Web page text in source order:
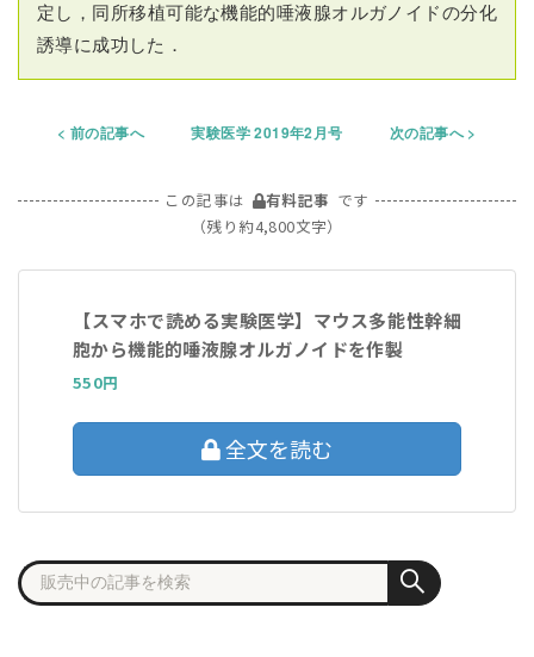
定し，同所移植可能な機能的唾液腺オルガノイドの分化
誘導に成功した．
前の記事へ 実験医学 2019年2月号 次の記事へ
この記事は 有料記事 です
（残り約4,800文字）
【スマホで読める実験医学】マウス多能性幹細
胞から機能的唾液腺オルガノイドを作製
550円
全文を読む